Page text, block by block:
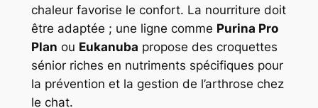
chaleur favorise le confort. La nourriture doit
être adaptée ; une ligne comme Purina Pro
Plan ou Eukanuba propose des croquettes
sénior riches en nutriments spécifiques pour
la prévention et la gestion de l’arthrose chez
le chat.